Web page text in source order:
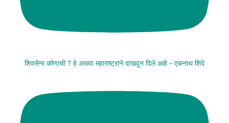
शिवसेना कोणाची ? हे अख्या महाराष्ट्राने दाखवून दिले आहे - एकनाथ शिंदे